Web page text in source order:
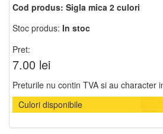
Cod produs: Sigla mica 2 culori
Stoc produs: In stoc
Pret:
7.00 lei
Preturile nu contin TVA si au character
Culori disponibile